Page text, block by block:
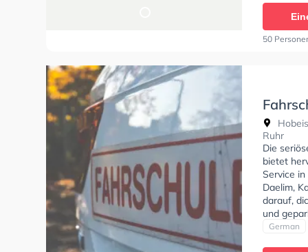
A2,
Klasse
W. Seidl
50
Ruhr
Die
bietet
Service
Daelim,
darauf,
und
fahren
German